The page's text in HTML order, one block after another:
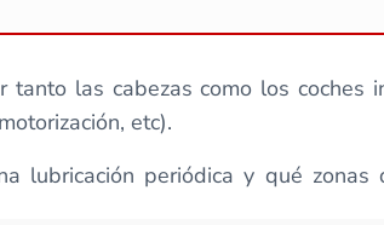
tanto las cabezas como los
etc).
lubricación periódica y qué